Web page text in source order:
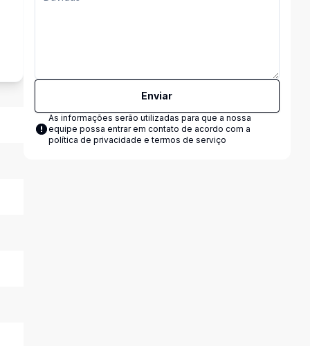
Enviar
As informações serão utilizadas para que a nossa
equipe possa entrar em contato de acordo com a
política de privacidade e termos de serviço